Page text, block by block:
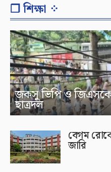
❐ শিক্ষা ⁘
জকসু ভিপি ও জিএসকে
ছাত্রদল
বেগম
জারি